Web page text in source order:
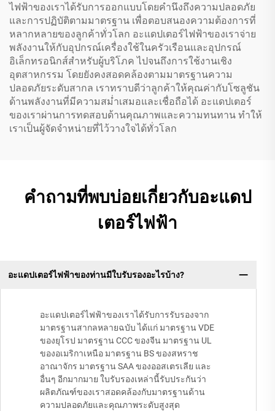
ไฟฟ้าของเราได้รับการออกแบบโดยคำนึงถึงความปลอดภัย
และการปฏิบัติตามมาตรฐาน เพื่อตอบสนองความต้องการที่
หลากหลายของลูกค้าทั่วโลก อะแดปเตอร์ไฟฟ้าของเราจ่าย
พลังงานให้กับอุปกรณ์เครื่องใช้ในครัวเรือนและอุปกรณ์
อิเล็กทรอนิกส์สำหรับผู้บริโภค ไปจนถึงการใช้งานเชิง
อุตสาหกรรม โดยยังคงสอดคล้องตามมาตรฐานความ
ปลอดภัยระดับสากล เราทราบดีว่าลูกค้าให้คุณค่ากับโซลูชัน
ด้านพลังงานที่มีความสม่ำเสมอและเชื่อถือได้ อะแดปเตอร์
ของเราผ่านการทดสอบด้านคุณภาพและความทนทาน ทำให้
เราเป็นผู้จัดจำหน่ายที่ไว้วางใจได้ทั่วโลก
คำถามที่พบบ่อยเกี่ยวกับอะแดป
เตอร์ไฟฟ้า
อะแดปเตอร์ไฟฟ้าของท่านมีใบรับรองอะไรบ้าง?
อะแดปเตอร์ไฟฟ้าของเราได้รับการรับรองจาก
มาตรฐานสากลหลายฉบับ ได้แก่ มาตรฐาน VDE
ของยุโรป มาตรฐาน CCC ของจีน มาตรฐาน UL
ของอเมริกาเหนือ มาตรฐาน BS ของสหราช
อาณาจักร มาตรฐาน SAA ของออสเตรเลีย และ
อื่นๆ อีกมากมาย ใบรับรองเหล่านี้รับประกันว่า
ผลิตภัณฑ์ของเราสอดคล้องกับมาตรฐานด้าน
ความปลอดภัยและคุณภาพระดับสูงสุด